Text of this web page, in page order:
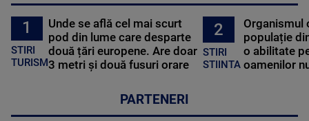
1
STIRI
TURISM
Unde se află cel mai scurt
pod din lume care desparte
două țări europene. Are doar
3 metri și două fusuri orare
2
STIRI
STIINTA
Organismul
populație
o abilitate
oamenilor
PARTENERI